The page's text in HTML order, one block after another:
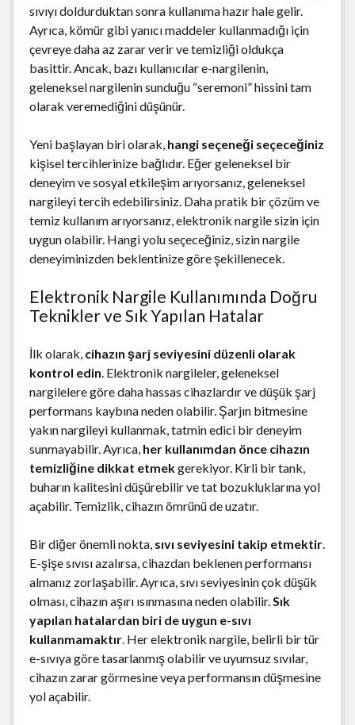
sıvıyı doldurduktan sonra kullanıma hazır hale gelir.
Ayrıca, kömür gibi yanıcı maddeler kullanmadığı için
çevreye daha az zarar verir ve temizliği oldukça
basittir. Ancak, bazı kullanıcılar e-nargilenin,
geleneksel nargilenin sunduğu “seremoni” hissini tam
olarak veremediğini düşünür.
Yeni başlayan biri olarak, hangi seçeneği seçeceğiniz
kişisel tercihlerinize bağlıdır. Eğer geleneksel bir
deneyim ve sosyal etkileşim arıyorsanız, geleneksel
nargileyi tercih edebilirsiniz. Daha pratik bir çözüm ve
temiz kullanım arıyorsanız, elektronik nargile sizin için
uygun olabilir. Hangi yolu seçeceğiniz, sizin nargile
deneyiminizden beklentinize göre şekillenecek.
Elektronik Nargile Kullanımında Doğru
Teknikler ve Sık Yapılan Hatalar
İlk olarak, cihazın şarj seviyesini düzenli olarak
kontrol edin. Elektronik nargileler, geleneksel
nargilelere göre daha hassas cihazlardır ve düşük şarj
performans kaybına neden olabilir. Şarjın bitmesine
yakın nargileyi kullanmak, tatmin edici bir deneyim
sunmayabilir. Ayrıca, her kullanımdan önce cihazın
temizliğine dikkat etmekgerekiyor. Kirli bir tank,
buharın kalitesini düşürebilir ve tat bozukluklarına yol
açabilir. Temizlik, cihazın ömrünü de uzatır.
Bir diğer önemli nokta, sıvı seviyesini takip etmektir.
E-şişe sıvısı azalırsa, cihazdan beklenen performansı
almanız zorlaşabilir. Ayrıca, sıvı seviyesinin çok düşük
olması, cihazın aşırı ısınmasına neden olabilir.Sık
yapılan hatalardan biri de uygun e-sıvı
kullanmamaktır. Her elektronik nargile, belirli bir tür
e-sıvıya göre tasarlanmış olabilir ve uyumsuz sıvılar,
cihazın zarar görmesine veya performansın düşmesine
yol açabilir.